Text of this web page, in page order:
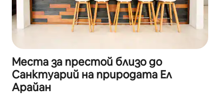
Места за престой близо до
Санктуарий на природата Ел
Арайан